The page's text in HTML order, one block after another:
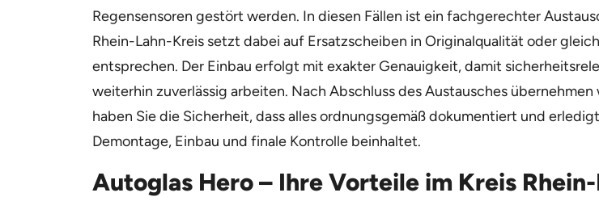
Regensensoren gestört werden. In diesen Fällen ist ein fachgerechter
Rhein-Lahn-Kreis setzt dabei auf Ersatzscheiben in Originalqualität oder
entsprechen. Der Einbau erfolgt mit exakter Genauigkeit, damit
weiterhin zuverlässig arbeiten. Nach Abschluss des Austausches
haben Sie die Sicherheit, dass alles ordnungsgemäß dokumentiert und
Demontage, Einbau und finale Kontrolle beinhaltet.
Autoglas Hero – Ihre Vorteile im Kreis